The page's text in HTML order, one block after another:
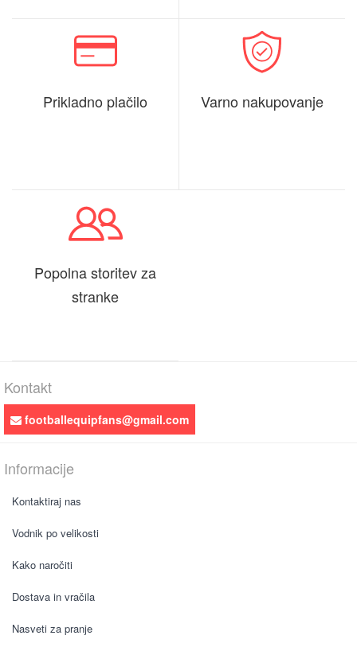
Prikladno plačilo Varno nakupovanje
Popolna storitev za
stranke
Kontakt
footballequipfans@gmail.com
Informacije
Kontaktiraj nas
Vodnik po velikosti
Kako naročiti
Dostava in vračila
Nasveti za pranje